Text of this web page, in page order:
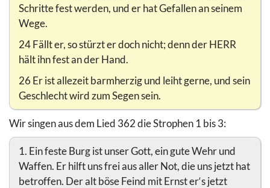
Schritte fest werden, und er hat Gefallen an seinem
Wege.
24 Fällt er, so stürzt er doch nicht; denn der HERR
hält ihn fest an der Hand.
26 Er ist allezeit barmherzig und leiht gerne, und sein
Geschlecht wird zum Segen sein.
Wir singen aus dem Lied 362 die Strophen 1 bis 3:
1. Ein feste Burg ist unser Gott, ein gute Wehr und
Waffen. Er hilft uns frei aus aller Not, die uns jetzt hat
betroffen. Der alt böse Feind mit Ernst er‘s jetzt